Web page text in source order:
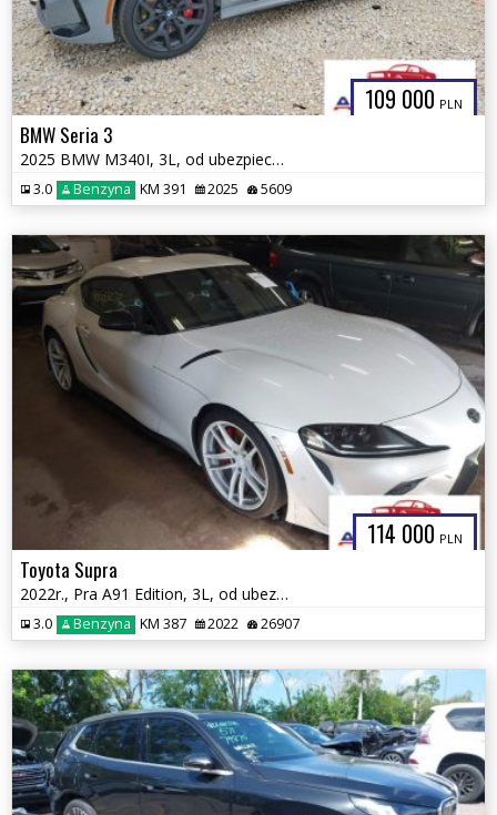
109 000 PLN
BMW Seria 3
2025 BMW M340I, 3L, od ubezpieczalni
3.0 Benzyna KM 391 2025 5609
114 000 PLN
Toyota Supra
2022r., Pra A91 Edition, 3L, od ubezpieczalni
3.0 Benzyna KM 387 2022 26907